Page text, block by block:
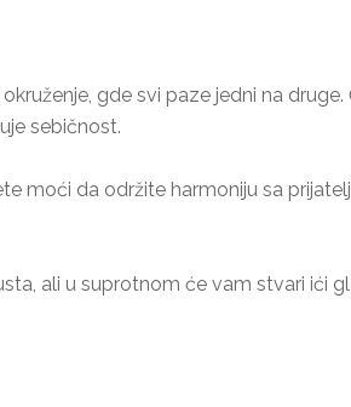
gde svi paze jedni na druge.
sebičnost.
moći da održite harmoniju sa
ali u suprotnom će vam stvari ići